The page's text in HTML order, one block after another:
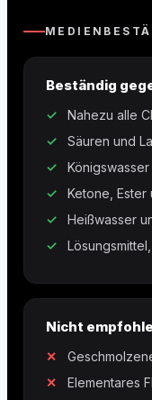
Beständig
Nahezu alle
Säuren und
Ketone, Ester
Heißwasser
Nicht
Elementares